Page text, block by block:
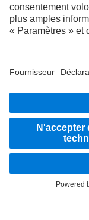
FOLLOW THE
Échangez